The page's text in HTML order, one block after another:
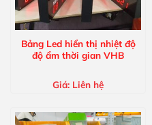
Bảng Led hiển thị nhiệt độ
độ ẩm thời gian VHB
Giá: Liên hệ